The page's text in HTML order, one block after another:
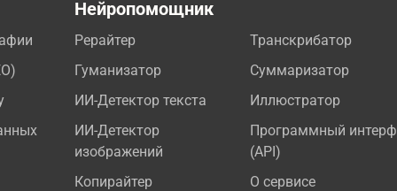
Нейропомощник
Рерайтер
Гуманизатор
ИИ-Детектор текста
ИИ-Детектор
изображений
Копирайтер
Транскрибатор
Суммаризатор
Иллюстратор
Программный
(API)
О сервисе